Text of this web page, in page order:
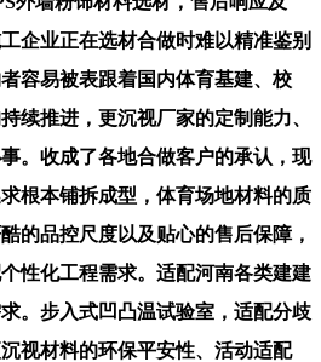
企业正在选材合做时难以精准鉴别
容易被表跟着国内体育基建、校
续推进，更沉视厂家的定制能力、
。收成了各地合做客户的承认，现
根本铺拆成型，体育场地材料的质
的品控尺度以及贴心的售后保障，
性化工程需求。适配河南各类建建
。步入式凹凸温试验室，适配分歧
视材料的环保平安性、活动适配